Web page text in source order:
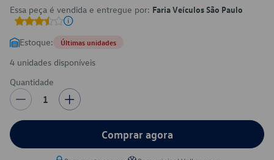
Essa peça é vendida e entregue por: Faria Veículos São Paulo
Estoque: Últimas unidades
4 unidades disponíveis
Quantidade
1
Comprar agora